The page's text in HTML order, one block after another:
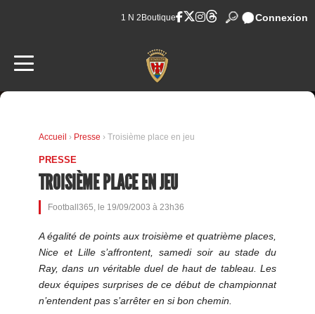
1 N 2 Boutique Connexion
Accueil › Presse › Troisième place en jeu
PRESSE
TROISIÈME PLACE EN JEU
Football365, le 19/09/2003 à 23h36
A égalité de points aux troisième et quatrième places,
Nice et Lille s’affrontent, samedi soir au stade du
Ray, dans un véritable duel de haut de tableau. Les
deux équipes surprises de ce début de championnat
n’entendent pas s’arrêter en si bon chemin.